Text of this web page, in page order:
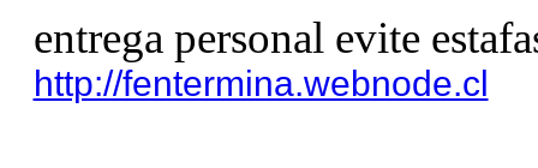
entrega personal evite
http://fentermina.webnode.cl